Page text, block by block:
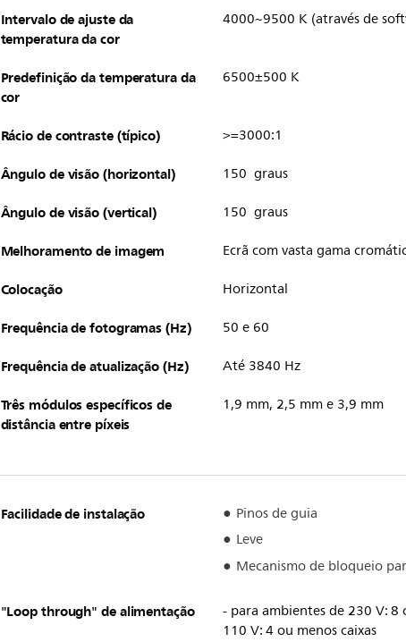
Intervalo de ajuste da
temperatura da cor
4000~9500 K (através de
Predefinição da temperatura da
cor
6500±500 K
Rácio de contraste (típico) >=3000:1
Ângulo de visão (horizontal) 150 graus
Ângulo de visão (vertical) 150 graus
Melhoramento de imagem Ecrã com vasta gama
Colocação Horizontal
Frequência de fotogramas (Hz) 50 e 60
Frequência de atualização (Hz) Até 3840 Hz
Três módulos específicos de
distância entre píxeis
1,9 mm, 2,5 mm e 3,9 mm
Facilidade de instalação
Pinos de guia
Leve
Mecanismo de bloqueio
"Loop through" de alimentação
- para ambientes de 230 V: 8
110 V: 4 ou menos caixas